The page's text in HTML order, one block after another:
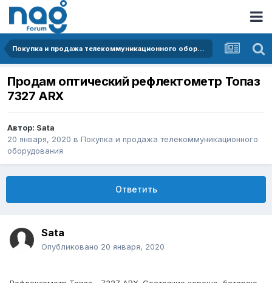
Покупка и продажа телекоммуникационного оборудования
Продам оптический рефлектометр Топаз
7327 ARX
Автор: Sata
20 января, 2020 в Покупка и продажа телекоммуникационного
оборудования
Ответить
Sata
Опубликовано 20 января, 2020